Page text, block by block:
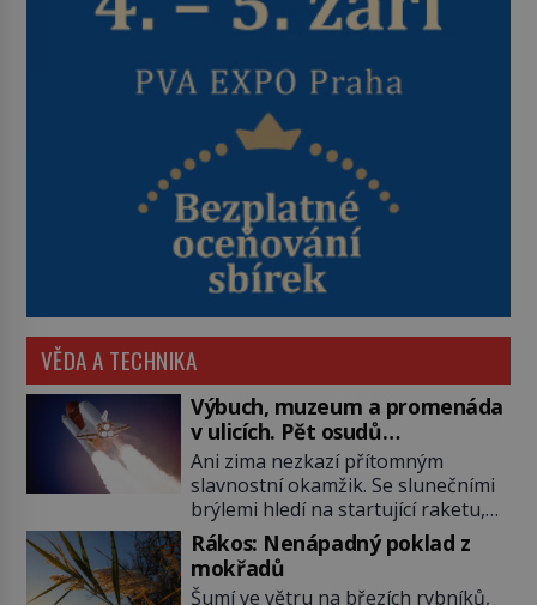
VĚDA A TECHNIKA
Výbuch, muzeum a promenáda
v ulicích. Pět osudů
nejslavnějších raketoplánů
Ani zima nezkazí přítomným
slavnostní okamžik. Se slunečními
brýlemi hledí na startující raketu,
která má do vesmíru vynést kromě
posádky také obyčejnou učitelku.
Po několika sekundách všem
Rákos: Nenápadný poklad z
mokřadů
Šumí ve větru na březích rybníků,